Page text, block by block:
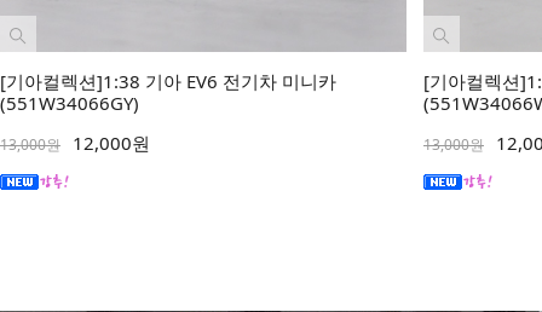
[기아컬렉션]1:38 기아 EV6 전기차 미니카
(551W34066GY)
13,000원 12,000원
[기아컬렉션
13,000원